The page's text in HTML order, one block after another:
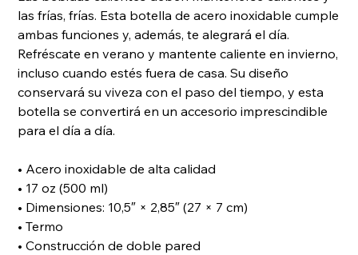
las frías, frías. Esta botella de acero inoxidable cumple
ambas funciones y, además, te alegrará el día.
Refréscate en verano y mantente caliente en invierno,
incluso cuando estés fuera de casa. Su diseño
conservará su viveza con el paso del tiempo, y esta
botella se convertirá en un accesorio imprescindible
para el día a día.
• Acero inoxidable de alta calidad
• 17 oz (500 ml)
• Dimensiones: 10,5″ × 2,85″ (27 × 7 cm)
• Termo
• Construcción de doble pared